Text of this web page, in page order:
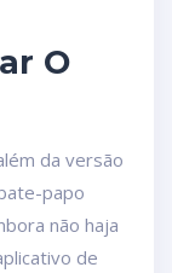
O
da versão
papo
não haja
de